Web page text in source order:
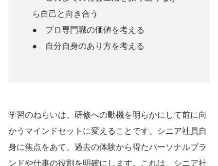
ら自己と向き合う
● プロ専門職の価値を考える
● 自分自身のあり方を考える
学習のねらいは、研修への動機を明らかにして前に向
かうマインドセットに変えることです。シニア社員自
身に焦点をあて、過去の体験から得たパーソナルブラ
ンドや仕事の役割を明確にします。これは、シニア社